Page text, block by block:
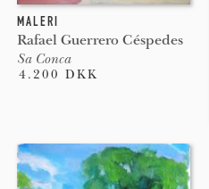
MALERI
Rafael Guerrero Céspedes
Sa Conca
4.200 DKK